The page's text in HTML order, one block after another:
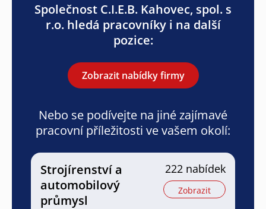
Společnost C.I.E.B. Kahovec, spol. s
r.o. hledá pracovníky i na další
pozice:
Zobrazit nabídky firmy
Nebo se podívejte na jiné zajímavé
pracovní příležitosti ve vašem okolí:
Strojírenství a
automobilový
průmysl
222 nabídek
Zobrazit